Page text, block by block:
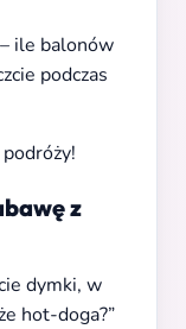
– ile balonów
podczas
z
dymki, w
hot-doga?”